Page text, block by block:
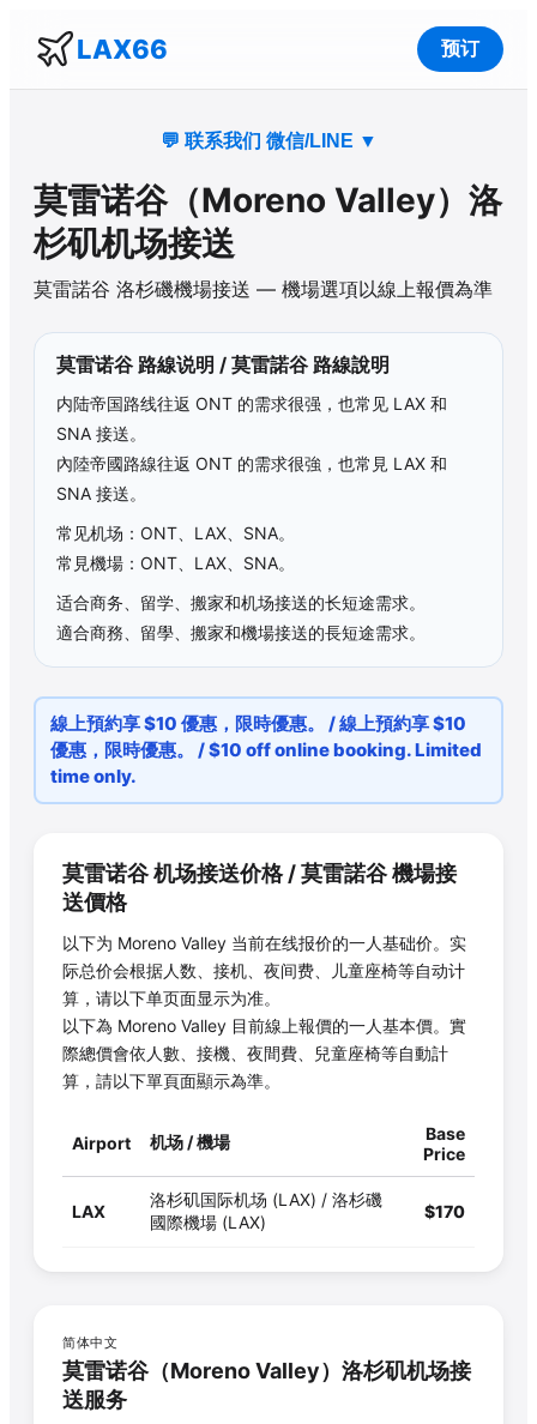
LAX66 预订
💬 联系我们 微信/LINE ▼
莫雷诺谷（Moreno Valley）洛
杉矶机场接送
莫雷諾谷 洛杉磯機場接送 — 機場選項以線上報價為準
莫雷诺谷 路線说明 / 莫雷諾谷 路線說明
内陆帝国路线往返 ONT 的需求很强，也常见 LAX 和
SNA 接送。
內陸帝國路線往返 ONT 的需求很強，也常見 LAX 和
SNA 接送。
常见机场：ONT、LAX、SNA。
常見機場：ONT、LAX、SNA。
适合商务、留学、搬家和机场接送的长短途需求。
適合商務、留學、搬家和機場接送的長短途需求。
線上預約享 $10 優惠，限時優惠。 / 線上預約享 $10
優惠，限時優惠。 / $10 off online booking. Limited
time only.
莫雷诺谷机场接送价格 /莫雷諾谷機場接
送價格
以下为 Moreno Valley 当前在线报价的一人基础价。实
际总价会根据人数、接机、夜间费、儿童座椅等自动计
算，请以下单页面显示为准。
以下為 Moreno Valley 目前線上報價的一人基本價。實
際總價會依人數、接機、夜間費、兒童座椅等自動計
算，請以下單頁面顯示為準。
Airport 机场 / 機場
Base
Price
LAX
洛杉矶国际机场 (LAX) / 洛杉磯
國際機場 (LAX)
$170
简体中文
莫雷诺谷（Moreno Valley）洛杉矶机场接
送服务